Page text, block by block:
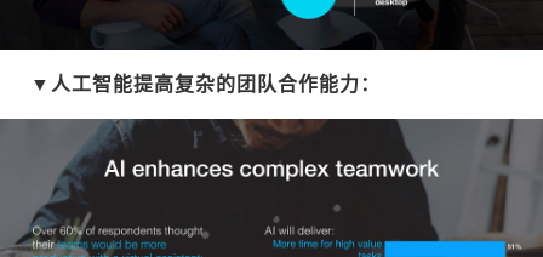
▼人工智能提高复杂的团队合作能力：